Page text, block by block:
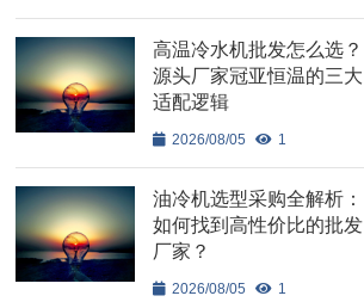
高温冷水机批发怎么选？
源头厂家冠亚恒温的三大
适配逻辑
2026/08/05 1
油冷机选型采购全解析：
如何找到高性价比的批发
厂家？
2026/08/05 1